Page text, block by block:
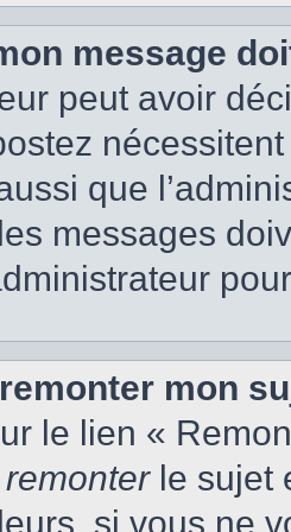
message
peut avoir
que
messages
mon
le lien «
remonterle sujet
si vous ne